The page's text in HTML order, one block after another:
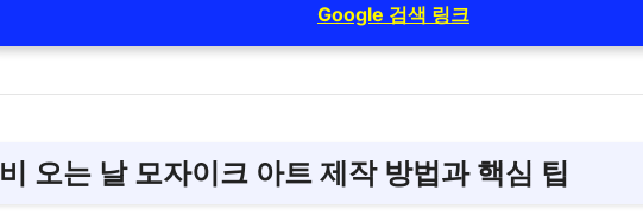
Google 검색 링크
비 오는 날 모자이크 아트 제작 방법과 핵심 팁